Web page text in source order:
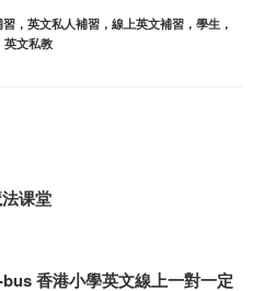
，英文私人補習，線上英文補習，學生，
英文私教
课堂
香港小學英文線上一對一定